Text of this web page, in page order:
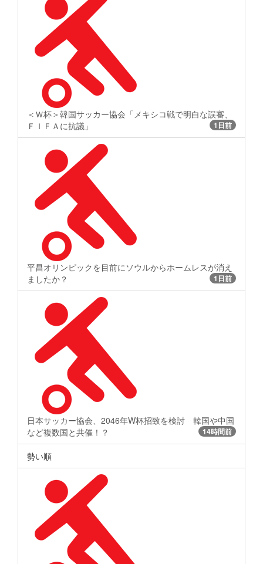
＜Ｗ杯＞韓国サッカー協会「メキシコ戦で明白な誤審、
ＦＩＦＡに抗議」
1日前
平昌オリンピックを目前にソウルからホームレスが消え
ましたか？
1日前
日本サッカー協会、2046年W杯招致を検討 韓国や中国
など複数国と共催！？
14時間前
勢い順